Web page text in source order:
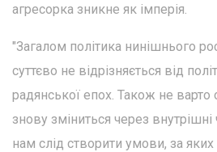
агресорка зникне як імперія.
"Загалом політика нинішнього
суттєво не відрізняється від
радянської епох. Також не варто
знову зміниться через
нам слід створити умови, за